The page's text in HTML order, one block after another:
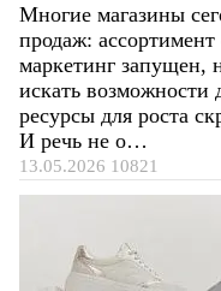
Многие магазины
продаж: ассортимент
маркетинг запущен,
искать возможности
ресурсы для роста
И речь не о…
13.05.2026 10821